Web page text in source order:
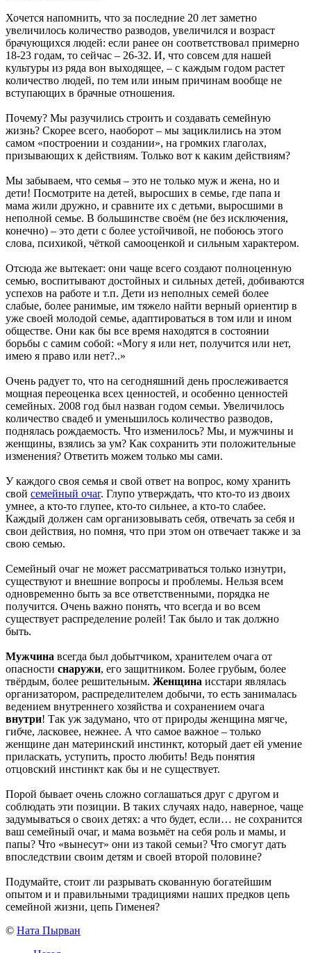
Хочется напомнить, что за последние 20 лет заметно
увеличилось количество разводов, увеличился и возраст
брачующихся людей: если ранее он соответствовал примерно
18-23 годам, то сейчас – 26-32. И, что совсем для нашей
культуры из ряда вон выходящее, – с каждым годом растет
количество людей, по тем или иным причинам вообще не
вступающих в брачные отношения.
Почему? Мы разучились строить и создавать семейную
жизнь? Скорее всего, наоборот – мы зациклились на этом
самом «построении и создании», на громких глаголах,
призывающих к действиям. Только вот к каким действиям?
Мы забываем, что семья – это не только муж и жена, но и
дети! Посмотрите на детей, выросших в семье, где папа и
мама жили дружно, и сравните их с детьми, выросшими в
неполной семье. В большинстве своём (не без исключения,
конечно) – это дети с более устойчивой, не побоюсь этого
слова, психикой, чёткой самооценкой и сильным характером.
Отсюда же вытекает: они чаще всего создают полноценную
семью, воспитывают достойных и сильных детей, добиваются
успехов на работе и т.п. Дети из неполных семей более
слабые, более ранимые, им тяжело найти верный ориентир в
уже своей молодой семье, адаптироваться в том или и ином
обществе. Они как бы все время находятся в состоянии
борьбы с самим собой: «Могу я или нет, получится или нет,
имею я право или нет?..»
Очень радует то, что на сегодняшний день прослеживается
мощная переоценка всех ценностей, и особенно ценностей
семейных. 2008 год был назван годом семьи. Увеличилось
количество свадеб и уменьшилось количество разводов,
поднялась рождаемость. Что изменилось? Мы, и мужчины и
женщины, взялись за ум? Как сохранить эти положительные
изменения? Ответить можем только мы сами.
У каждого своя семья и свой ответ на вопрос, кому хранить
свой семейный очаг. Глупо утверждать, что кто-то из двоих
умнее, а кто-то глупее, кто-то сильнее, а кто-то слабее.
Каждый должен сам организовывать себя, отвечать за себя и
свои действия, но помня, что при этом он отвечает также и за
свою семью.
Семейный очаг не может рассматриваться только изнутри,
существуют и внешние вопросы и проблемы. Нельзя всем
одновременно быть за все ответственными, порядка не
получится. Очень важно понять, что всегда и во всем
существует распределение ролей! Так было и так должно
быть.
Мужчина всегда был добытчиком, хранителем очага от
опасности снаружи, его защитником. Более грубым, более
твёрдым, более решительным. Женщина исстари являлась
организатором, распределителем добычи, то есть занималась
ведением внутреннего хозяйства и сохранением очага
внутри! Так уж задумано, что от природы женщина мягче,
гибче, ласковее, нежнее. А что самое важное – только
женщине дан материнский инстинкт, который дает ей умение
приласкать, уступить, просто любить! Ведь понятия
отцовский инстинкт как бы и не существует.
Порой бывает очень сложно соглашаться друг с другом и
соблюдать эти позиции. В таких случаях надо, наверное, чаще
задумываться о своих детях: а что будет, если… не сохранится
ваш семейный очаг, и мама возьмёт на себя роль и мамы, и
папы? Что «вынесут» они из такой семьи? Что смогут дать
впоследствии своим детям и своей второй половине?
Подумайте, стоит ли разрывать скованную богатейшим
опытом и и правильными традициями наших предков цепь
семейной жизни, цепь Гименея?
© Ната Пырван